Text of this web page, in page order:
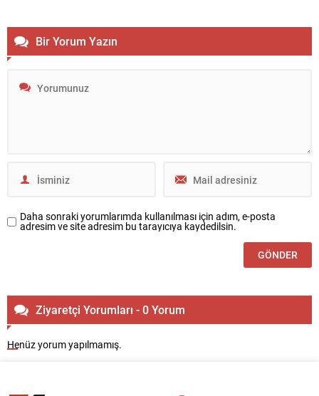
Bir Yorum Yazın
Daha sonraki yorumlarımda kullanılması için adım, e-posta
adresim ve site adresim bu tarayıcıya kaydedilsin.
Ziyaretçi Yorumları - 0 Yorum
Henüz yorum yapılmamış.